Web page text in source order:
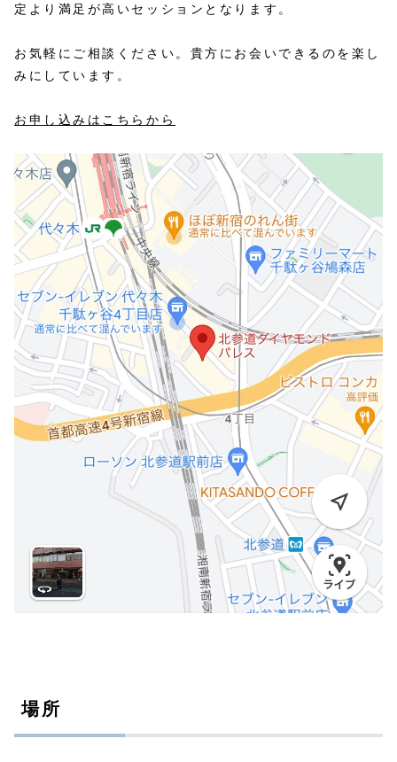
定より満足が高いセッションとなります。
お気軽にご相談ください。貴方にお会いできるのを楽し
みにしています。
お申し込みはこちらから
場所